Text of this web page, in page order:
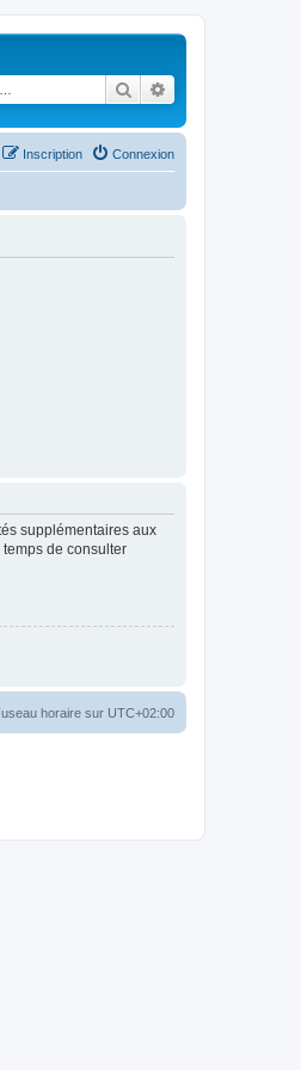
Rechercher
Connexion
Inscription
supplémentaires aux
de consulter
horaire sur UTC+02:00